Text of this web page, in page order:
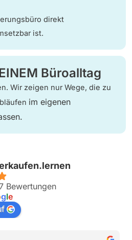
direkt
ist.
Büroalltag
Wir zeigen nur Wege, die zu
im eigenen
Bewertungen
gle